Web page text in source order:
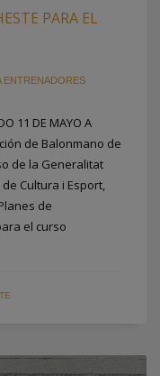
PARA EL
ENTRENADORES
11 DE MAYO A
de Balonmano de
de la Generalitat
Cultura i Esport,
de
el curso